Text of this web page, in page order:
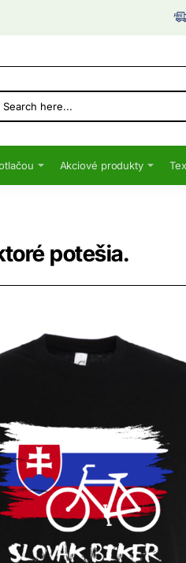
Akciové produkty
potešia.